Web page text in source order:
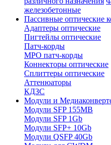
железобетонные
Пассивные оптические
Адаптеры оптические
Пигтейлы оптические
Патч-корды
MPO патч-корды
Коннекторы оптические
Сплиттеры оптические
Аттенюаторы
КДЗС
Модули и
Модули SFP 155MB
Модули SFP 1Gb
Модули SFP+ 10Gb
Модули QSFP 40Gb